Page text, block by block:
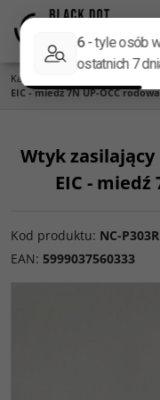
Kategoria główna
EIC - miedź 7N UP-OCC
Wtyk zasilający
EIC - miedź
Kod produktu: NC-P303R
EAN: 5999037560333